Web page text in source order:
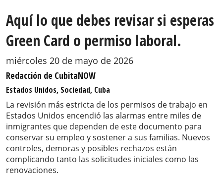
Aquí lo que debes revisar si esperas
Green Card o permiso laboral.
miércoles 20 de mayo de 2026
Redacción de CubitaNOW
Estados Unidos, Sociedad, Cuba
La revisión más estricta de los permisos de trabajo en
Estados Unidos encendió las alarmas entre miles de
inmigrantes que dependen de este documento para
conservar su empleo y sostener a sus familias. Nuevos
controles, demoras y posibles rechazos están
complicando tanto las solicitudes iniciales como las
renovaciones.